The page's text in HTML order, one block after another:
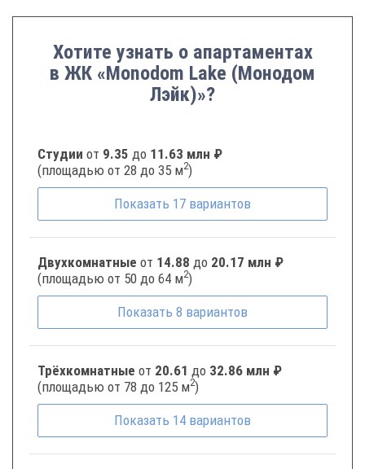
Хотите узнать о апартаментах
в ЖК «Monodom Lake (Монодом
Лэйк)»?
Студии от 9.35 до 11.63 млн ₽
(площадью от 28 до 35 м2)
Показать 17 вариантов
Двухкомнатные от 14.88 до 20.17 млн ₽
(площадью от 50 до 64 м2)
Показать 8 вариантов
Трёхкомнатные от 20.61 до 32.86 млн ₽
(площадью от 78 до 125 м2)
Показать 14 вариантов